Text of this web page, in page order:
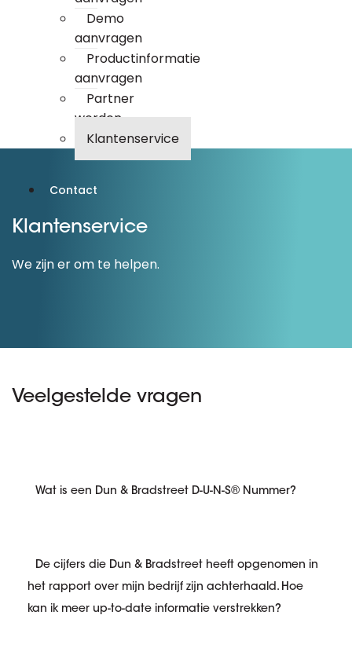
Demo
aanvragen
Productinformatie
aanvragen
Partner
worden
Klantenservice
Contact
Klantenservice
We zijn er om te helpen.
Veelgestelde vragen
Wat is een Dun & Bradstreet D-U-N-S® Nummer?
De cijfers die Dun & Bradstreet heeft opgenomen in
het rapport over mijn bedrijf zijn achterhaald. Hoe
kan ik meer up-to-date informatie verstrekken?